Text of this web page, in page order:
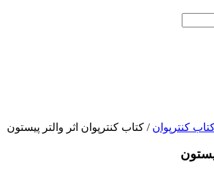
کنترپوان / کتاب کنترپوان اثر والتر پیستون